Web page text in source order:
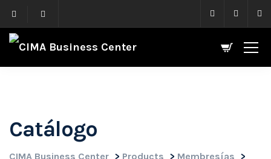
Catálogo
CIMA Business Center > Products > Membresías >